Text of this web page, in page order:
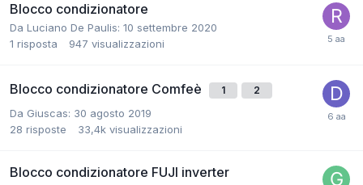
Blocco condizionatore
Da Luciano De Paulis: 10 settembre 2020
1 risposta 947 visualizzazioni
Blocco condizionatore Comfeè 1 2
Da Giuscas: 30 agosto 2019
28 risposte 33,4k visualizzazioni
Blocco condizionatore FUJI inverter